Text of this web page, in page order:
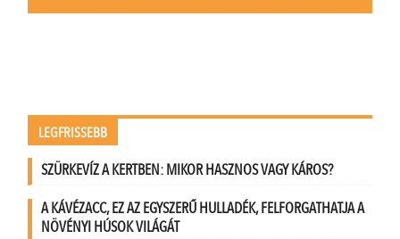
LEGFRISSEBB
SZÜRKEVÍZ A KERTBEN: MIKOR HASZNOS VAGY KÁROS?
A KÁVÉZACC, EZ AZ EGYSZERŰ HULLADÉK, FELFORGATHATJA A
NÖVÉNYI HÚSOK VILÁGÁT